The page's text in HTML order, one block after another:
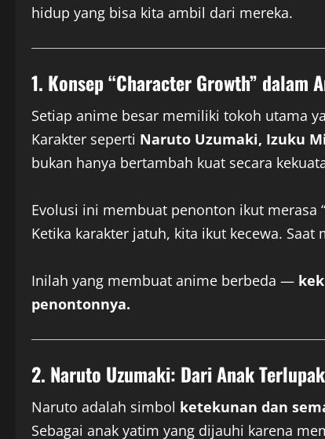
hidup yang bisa kita ambil dari mereka.
1. Konsep “Character Growth” dalam
Setiap anime besar memiliki tokoh utama
Karakter seperti Naruto Uzumaki, Izuku
bukan hanya bertambah kuat secara
Evolusi ini membuat penonton ikut merasa
Ketika karakter jatuh, kita ikut kecewa.
Inilah yang membuat anime berbeda —
penontonnya.
2. Naruto Uzumaki: Dari Anak
Naruto adalah simbol ketekunan dan
Sebagai anak yatim yang dijauhi karena